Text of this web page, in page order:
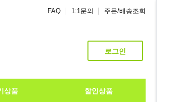
FAQ 1:1문의 주문/배송조회
로그인
상품 할인상품